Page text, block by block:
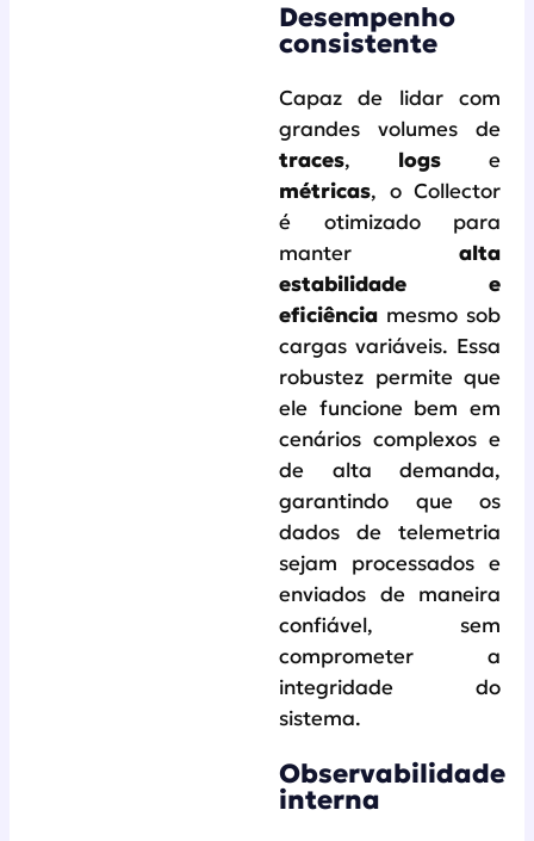
Desempenho
consistente
Capaz de lidar com
grandes volumes de
traces, logs e
métricas, o Collector
é otimizado para
manter alta
estabilidade e
eficiência mesmo sob
cargas variáveis. Essa
robustez permite que
ele funcione bem em
cenários complexos e
de alta demanda,
garantindo que os
dados de telemetria
sejam processados e
enviados de maneira
confiável, sem
comprometer a
integridade do
sistema.
Observabilidade
interna